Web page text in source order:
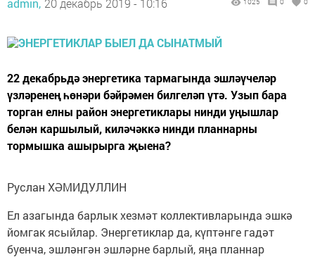
admin, 20 декабрь 2019 - 10:16
22 декабрьдә энергетика тармагында эшләүчеләр
үзләренең һөнәри бәйрәмен билгеләп үтә. Узып бара
торган елны район энергетиклары нинди уңышлар
белән каршылый, киләчәккә нинди планнарны
тормышка ашырырга җыена?
Руслан ХӘМИДУЛЛИН
Ел азагында барлык хезмәт коллективларында эшкә
йомгак ясыйлар. Энергетиклар да, күптәнге гадәт
буенча, эшләнгән эшләрне барлый, яңа планнар